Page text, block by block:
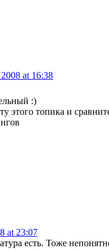
at 16:38
:)
этого топика и
at 23:07
есть. Тоже